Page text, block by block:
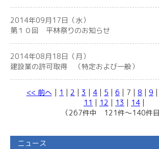
2014年09月17日（水）
第１０回 平林祭りのお知らせ
2014年08月18日（月）
建設業の許可取得 （特定および一般）
<< 前へ | 1 | 2 | 3 | 4| 5 | 6 | 7 | 8 | 9 |
11 | 12 | 13 | 14|
（267件中 121件～140件目
ニュース